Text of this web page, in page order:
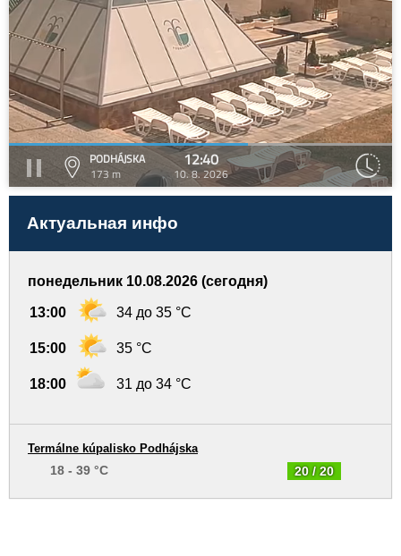
PODHÁJSKA
173 m
12:40
10. 8. 2026
Актуальная инфо
понедельник 10.08.2026 (сегодня)
13:00 34 до 35 °C
15:00 35 °C
18:00 31 до 34 °C
20 / 20
Termálne kúpalisko Podhájska
18 - 39 °C